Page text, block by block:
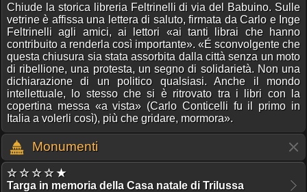
Chiude la storica libreria Feltrinelli di via del Babuino. Sulle
vetrine è affissa una lettera di saluto, firmata da Carlo e Inge
Feltrinelli agli amici, ai lettori «ai tanti librai che hanno
contribuito a renderla così importante». «É sconvolgente che
questa chiusura sia stata assorbita dalla città senza un moto
di ribellione, una protesta, un segno di solidarietà. Non una
dichiarazione di un politico qualsiasi. Anche il mondo
intellettuale, lo stesso che si è ritrovato tra i libri con la
copertina messa «a vista» (Carlo Conticelli fu il primo in
Italia a volerli così), più che gridare, mormora».
Monumenti
☆ ☆ ☆ ☆ ★
Targa in memoria della Casa natale di Trilussa